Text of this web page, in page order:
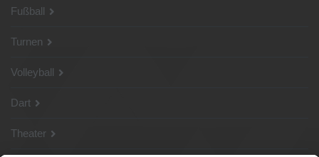
Fußball
Turnen
Volleyball
Dart
Theater